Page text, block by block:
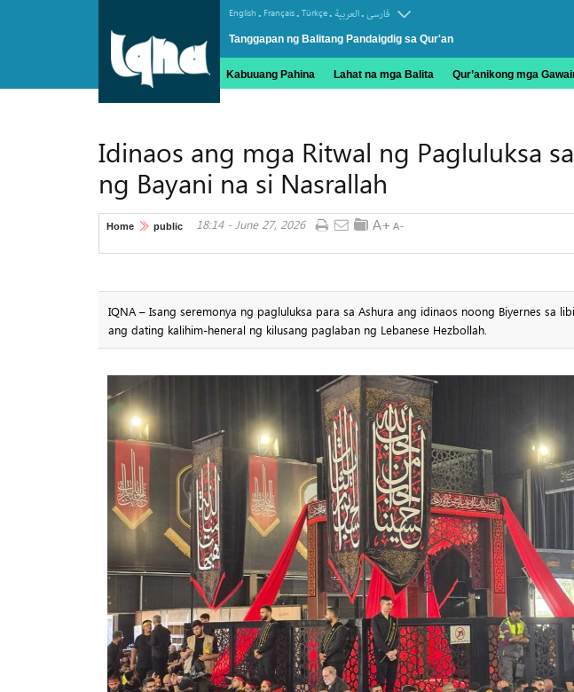
English . Français. Türkçe. العربیة.فارسی
Tanggapan ng Balitang Pandaigdig sa Qur'an
Kabuuang Pahina Lahat na mga Balita Qur’anikong mga
Idinaos ang mga Ritwal ng Pagluluksa
ng Bayani na si Nasrallah
Home public 18:14 - June 27, 2026
IQNA – Isang seremonya ng pagluluksa para sa Ashura ang idinaos noong Biyernes sa
ang dating kalihim-heneral ng kilusang paglaban ng Lebanese Hezbollah.